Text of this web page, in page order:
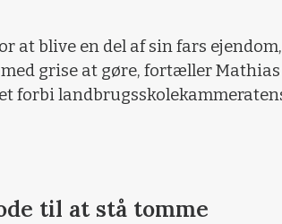
at blive en del af sin fars
grise at gøre, fortæller Mathias
forbi
til at stå tomme